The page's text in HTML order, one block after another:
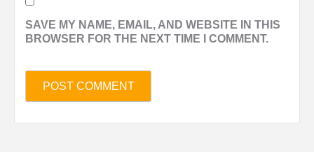
SAVE MY NAME, EMAIL, AND WEBSITE IN THIS
BROWSER FOR THE NEXT TIME I COMMENT.